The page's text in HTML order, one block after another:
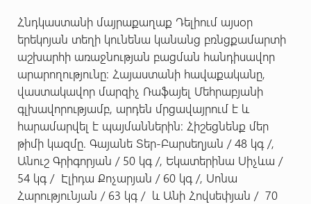
Հնդկաստանի մայրաքաղաք Դելիում այսօր
երեկոյան տեղի կունենա կանանց բռնցքամարտի
աշխարհի առաջնության բացման հանդիսավոր
արարողությունը: Հայաստանի հավաքականը,
վաստակավոր մարզիչ Ռաֆայել Մեհրաբյանի
գլխավորությամբ, արդեն մրցավայրում է և
հարամարվել է պայմաններին: Հիշեցնենք մեր
թիմի կազմը. Գայանե Տեր-Բարսեղյան / 48 կգ /,
Անուշ Գրիգորյան / 50 կգ /, Եկատերինա Սիչևա /
54 կգ / Էլիդա Քոչարյան / 60 կգ /, Սոնա
Հարությունյան / 63 կգ / և Անի Հովսեփյան / 70